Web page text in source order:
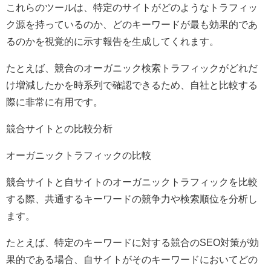
これらのツールは、特定のサイトがどのようなトラフィッ
ク源を持っているのか、どのキーワードが最も効果的であ
るのかを視覚的に示す報告を生成してくれます。
たとえば、競合のオーガニック検索トラフィックがどれだ
け増減したかを時系列で確認できるため、自社と比較する
際に非常に有用です。
競合サイトとの比較分析
オーガニックトラフィックの比較
競合サイトと自サイトのオーガニックトラフィックを比較
する際、共通するキーワードの競争力や検索順位を分析し
ます。
たとえば、特定のキーワードに対する競合のSEO対策が効
果的である場合、自サイトがそのキーワードにおいてどの